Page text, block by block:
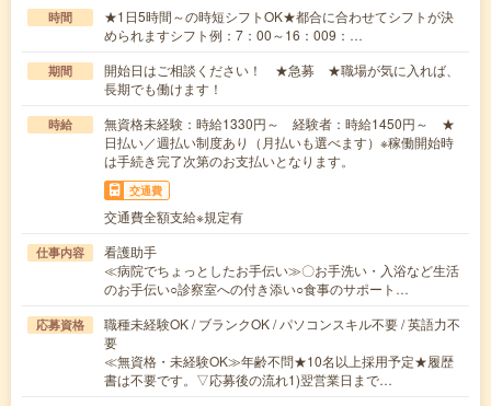
時間
★1日5時間～の時短シフトOK★都合に合わせてシフトが決
められますシフト例：7：00～16：009：…
期間
開始日はご相談ください！ ★急募 ★職場が気に入れば、
長期でも働けます！
時給
無資格未経験：時給1330円～ 経験者：時給1450円～ ★
日払い／週払い制度あり（月払いも選べます）※稼働開始時
は手続き完了次第のお支払いとなります。
交通費
交通費全額支給※規定有
仕事内容
看護助手
≪病院でちょっとしたお手伝い≫〇お手洗い・入浴など生活
のお手伝い○診察室への付き添い○食事のサポート…
応募資格
職種未経験OK / ブランクOK / パソコンスキル不要 / 英語力不
要
≪無資格・未経験OK≫年齢不問★10名以上採用予定★履歴
書は不要です。▽応募後の流れ1)翌営業日まで…